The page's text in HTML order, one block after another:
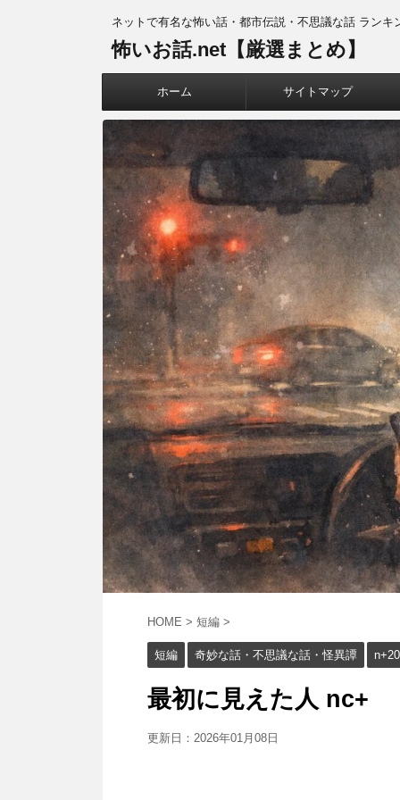
ネットで有名な怖い話・都市伝説・不思議な話 ランキ
怖いお話.net【厳選まとめ】
ホーム サイトマップ
HOME > 短編 >
短編 奇妙な話・不思議な話・怪異譚
最初に見えた人 nc+
更新日： 2026年01月08日